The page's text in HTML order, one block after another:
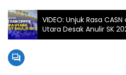
VIDEO: Unjuk Rasa
Utara Desak Anulir SK